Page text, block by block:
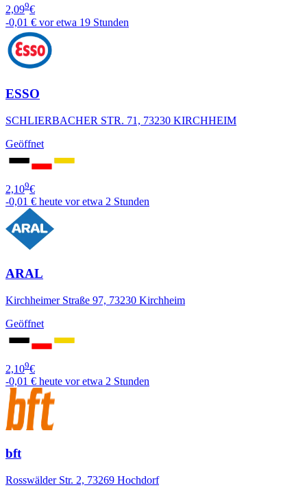
2,099€
-0,01 € vor etwa 19 Stunden
ESSO
SCHLIERBACHER STR. 71, 73230 KIRCHHEIM
Geöffnet
2,109€
-0,01 € heute vor etwa 2 Stunden
ARAL
Kirchheimer Straße 97, 73230 Kirchheim
Geöffnet
2,109€
-0,01 € heute vor etwa 2 Stunden
bft
Rosswälder Str. 2, 73269 Hochdorf